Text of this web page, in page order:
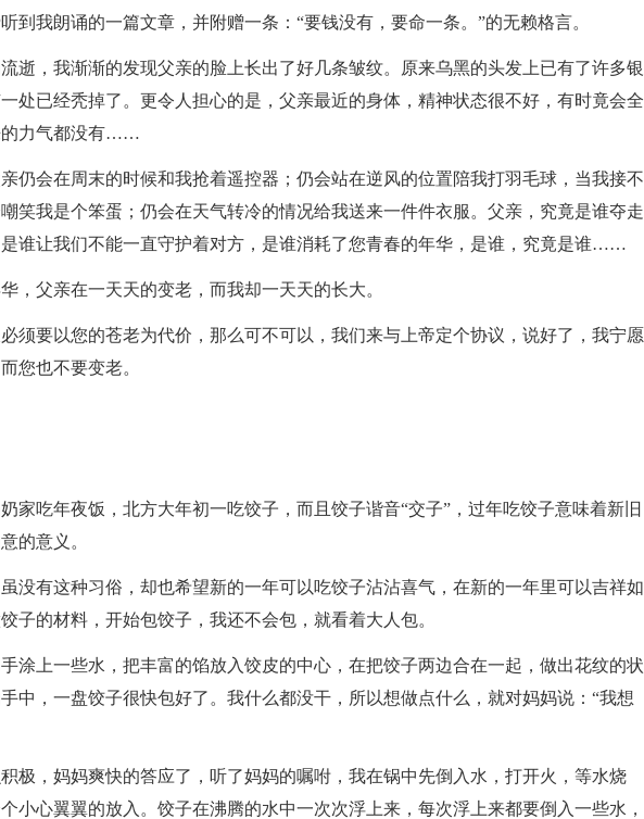
到我朗诵的一篇文章，并附赠一条：“要钱没有，要命一条。”的无赖格言。
逝，我渐渐的发现父亲的脸上长出了好几条皱纹。原来乌黑的头发上已有了许多银
处已经秃掉了。更令人担心的是，父亲最近的身体，精神状态很不好，有时竟会全
的力气都没有……
仍会在周末的时候和我抢着遥控器；仍会站在逆风的位置陪我打羽毛球，当我接不
笑我是个笨蛋；仍会在天气转冷的情况给我送来一件件衣服。父亲，究竟是谁夺走
谁让我们不能一直守护着对方，是谁消耗了您青春的年华，是谁，究竟是谁……
，父亲在一天天的变老，而我却一天天的长大。
须要以您的苍老为代价，那么可不可以，我们来与上帝定个协议，说好了，我宁愿
您也不要变老。
家吃年夜饭，北方大年初一吃饺子，而且饺子谐音“交子”，过年吃饺子意味着新旧
的意义。
没有这种习俗，却也希望新的一年可以吃饺子沾沾喜气，在新的一年里可以吉祥如
子的材料，开始包饺子，我还不会包，就看着大人包。
涂上一些水，把丰富的馅放入饺皮的中心，在把饺子两边合在一起，做出花纹的状
中，一盘饺子很快包好了。我什么都没干，所以想做点什么，就对妈妈说：“我想
极，妈妈爽快的答应了，听了妈妈的嘱咐，我在锅中先倒入水，打开火，等水烧
小心翼翼的放入。饺子在沸腾的水中一次次浮上来，每次浮上来都要倒入一些水，